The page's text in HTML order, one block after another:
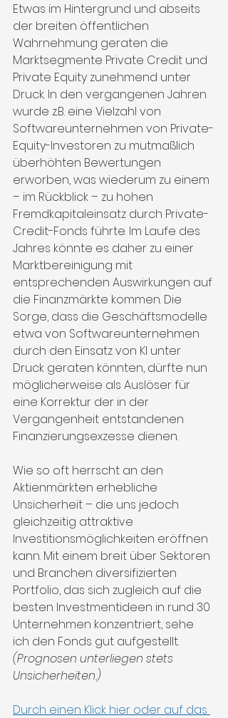
Etwas im Hintergrund und abseits
der breiten öffentlichen
Wahrnehmung geraten die
Marktsegmente Private Credit und
Private Equity zunehmend unter
Druck. In den vergangenen Jahren
wurde z.B. eine Vielzahl von
Softwareunternehmen von Private-
Equity-Investoren zu mutmaßlich
überhöhten Bewertungen
erworben, was wiederum zu einem
– im Rückblick – zu hohen
Fremdkapitaleinsatz durch Private-
Credit-Fonds führte. Im Laufe des
Jahres könnte es daher zu einer
Marktbereinigung mit
entsprechenden Auswirkungen auf
die Finanzmärkte kommen. Die
Sorge, dass die Geschäftsmodelle
etwa von Softwareunternehmen
durch den Einsatz von KI unter
Druck geraten könnten, dürfte nun
möglicherweise als Auslöser für
eine Korrektur der in der
Vergangenheit entstandenen
Finanzierungsexzesse dienen.
Wie so oft herrscht an den
Aktienmärkten erhebliche
Unsicherheit – die uns jedoch
gleichzeitig attraktive
Investitionsmöglichkeiten eröffnen
kann. Mit einem breit über Sektoren
und Branchen diversifizierten
Portfolio, das sich zugleich auf die
besten Investmentideen in rund 30
Unternehmen konzentriert, sehe
ich den Fonds gut aufgestellt.
(Prognosen unterliegen stets
Unsicherheiten.)
Durch einen Klick hier oder auf das